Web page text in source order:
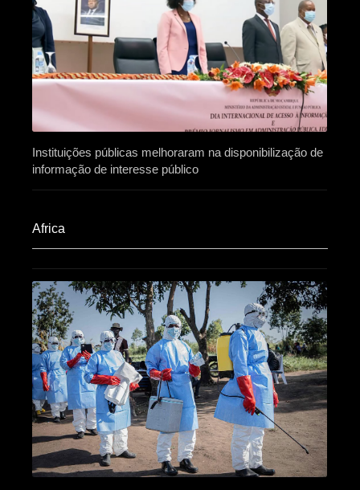
Instituições públicas melhoraram na disponibilização de
informação de interesse público
Africa​